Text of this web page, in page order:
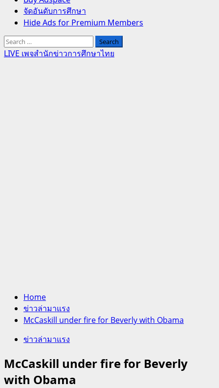
จัดอันดับการศึกษา
Hide Ads for Premium Members
Search
for:
LIVE เพจสำนักข่าวการศึกษาไทย
Home
ข่าวล่ามาแรง
McCaskill under fire for Beverly with Obama
ข่าวล่ามาแรง
McCaskill under fire for Beverly
with Obama